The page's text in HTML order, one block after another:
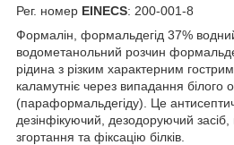
Рег. номер EINECS: 200-001-8
Формалін, формальдегід 37%
водометанольний розчин
рідина з різким характерним
каламутніє через випадання білого
(параформальдегіду). Це
дезінфікуючий, дезодоруючий
згортання та фіксацію білків.